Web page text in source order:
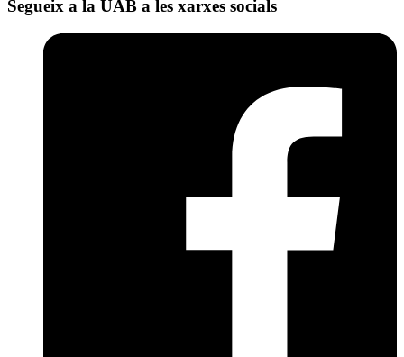
Segueix a la UAB a les xarxes socials